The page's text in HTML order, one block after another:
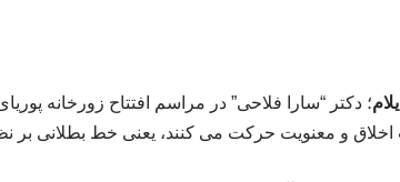
؛ دکتر “سارا فلاحی” در مراسم افتتاح زورخانه
و معنویت حرکت می کنند، یعنی خط بطلانی بر